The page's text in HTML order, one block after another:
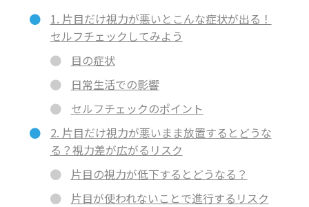
1. 片目だけ視力が悪いとこんな症状が出る！
セルフチェックしてみよう
目の症状
日常生活での影響
セルフチェックのポイント
2. 片目だけ視力が悪いまま放置するとどうな
る？視力差が広がるリスク
片目の視力が低下するとどうなる？
片目が使われないことで進行するリスク